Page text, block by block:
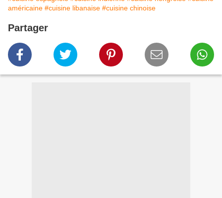
américaine #cuisine libanaise #cuisine chinoise
Partager